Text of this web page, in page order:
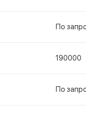
По
190000
По